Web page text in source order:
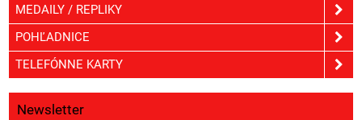
MEDAILY / REPLIKY
POHĽADNICE
TELEFÓNNE KARTY
Newsletter